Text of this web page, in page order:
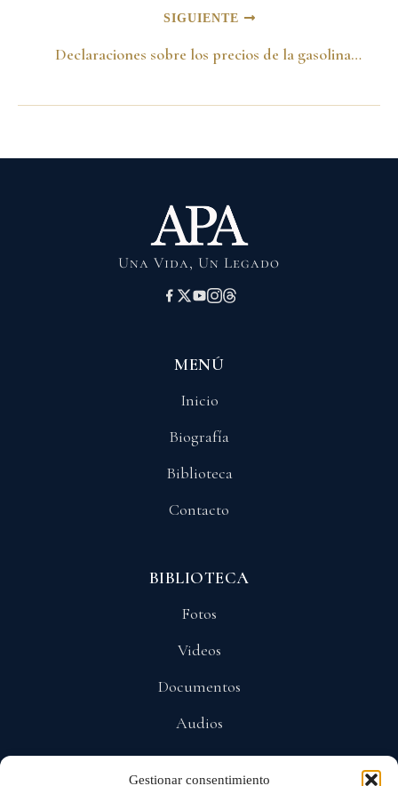
Gestionar consentimiento
SIGUIENTE
Declaraciones sobre los precios de la gasolina y la emisión de bonos -26 de noviembre de 1999-
Una Vida, Un Legado
MENÚ
Inicio
Biografía
Biblioteca
Contacto
BIBLIOTECA
Fotos
Videos
Documentos
Audios